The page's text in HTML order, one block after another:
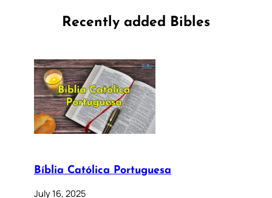
Recently added Bibles
Bíblia Católica Portuguesa
July 16, 2025